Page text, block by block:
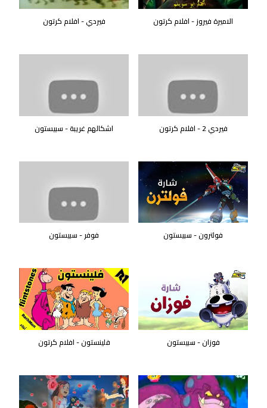
الاميرة فيروز - افلام كرتون فيردي - افلام كرتون
فيردي 2 - افلام كرتون اشكالهم غريبة - سبيستون
فولترون - سبيستون فوفر - سبيستون
فوزان - سبيستون فلينستون - افلام كرتون